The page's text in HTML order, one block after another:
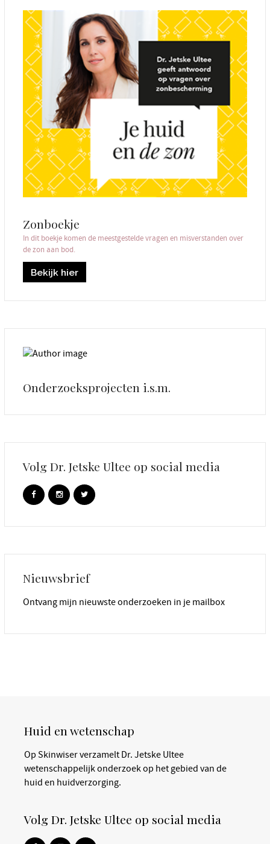
Zonboekje
In dit boekje komen de meestgestelde vragen en misverstanden over
de zon aan bod.
Bekijk hier
Onderzoeksprojecten i.s.m.
Volg Dr. Jetske Ultee op social media
Nieuwsbrief
Ontvang mijn nieuwste onderzoeken in je mailbox
Huid en wetenschap
Op Skinwiser verzamelt Dr. Jetske Ultee
wetenschappelijk onderzoek op het gebied van de
huid en huidverzorging.
Volg Dr. Jetske Ultee op social media